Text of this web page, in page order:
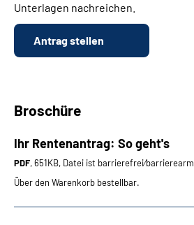
Unterlagen nachreichen.
Antrag stellen
Broschüre
Ihr Rentenantrag: So geht's
PDF, 651KB, Datei ist barrierefrei⁄barrierearm
Über den Warenkorb bestellbar.